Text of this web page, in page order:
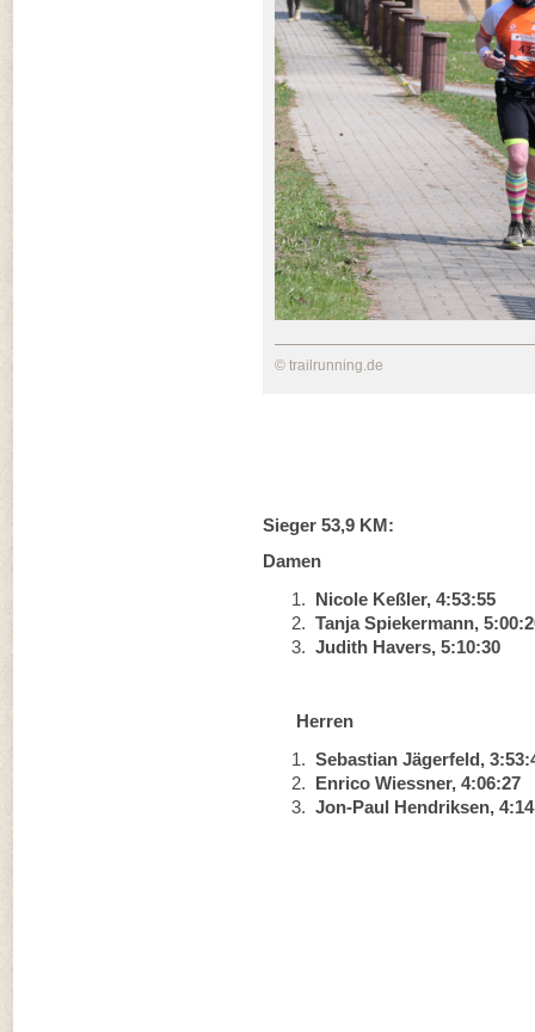
© trailrunning.de
Sieger 53,9 KM:
Damen
Nicole Keßler, 4:53:55
Tanja Spiekermann,
Judith Havers, 5:10:30
Herren
Sebastian Jägerfeld,
Enrico Wiessner, 4:06:27
Jon-Paul Hendriksen,